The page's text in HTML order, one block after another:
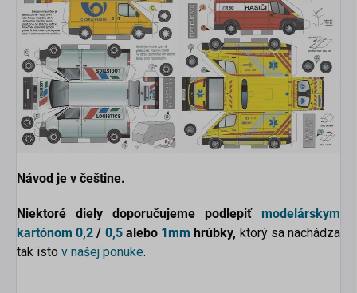
Návod je v češtine.
Niektoré diely doporučujeme podlepiť modelárskym
kartónom 0,2 / 0,5alebo 1mm hrúbky, ktorý sa nachádza
tak isto v našej ponuke.